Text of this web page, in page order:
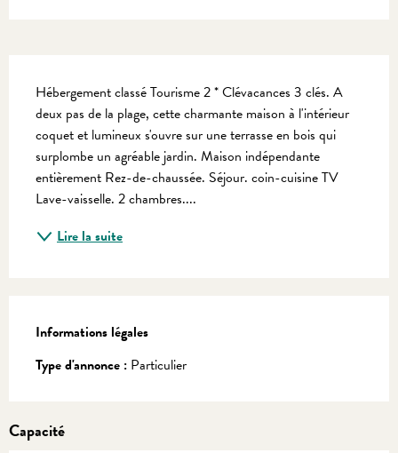
Hébergement classé Tourisme 2 * Clévacances 3 clés. A
deux pas de la plage, cette charmante maison à l'intérieur
coquet et lumineux s'ouvre sur une terrasse en bois qui
surplombe un agréable jardin. Maison indépendante
entièrement Rez-de-chaussée. Séjour. coin-cuisine TV
Lave-vaisselle. 2 chambres....
Lire la suite
Informations légales
Informations légales
Type d'annonce : Particulier
Capacité